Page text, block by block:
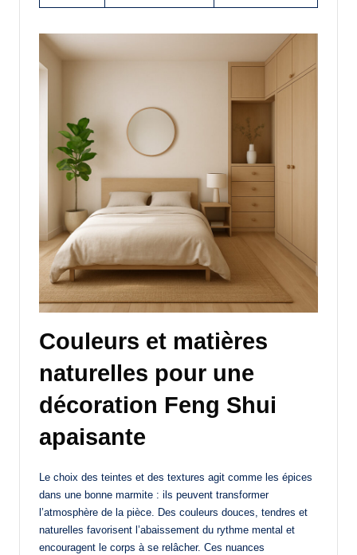
Couleurs et matières
naturelles pour une
décoration Feng Shui
apaisante
Le choix des teintes et des textures agit comme les épices
dans une bonne marmite : ils peuvent transformer
l’atmosphère de la pièce. Des couleurs douces, tendres et
naturelles favorisent l’abaissement du rythme mental et
encouragent le corps à se relâcher. Ces nuances